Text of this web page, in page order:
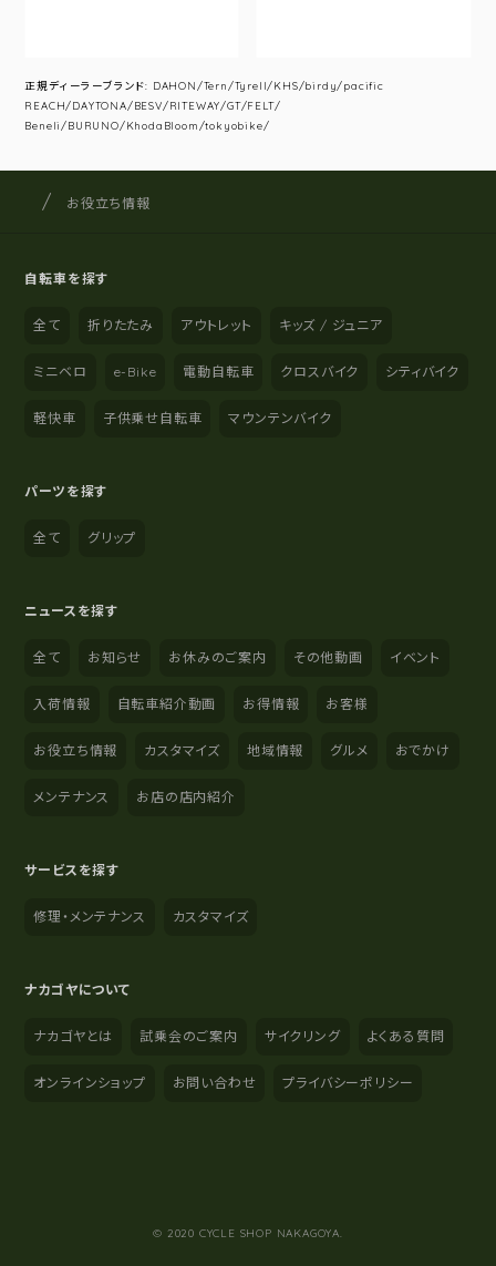
正規ディーラーブランド: DAHON/Tern/Tyrell/KHS/birdy/pacific
REACH/DAYTONA/BESV/RITEWAY/GT/FELT/
Beneli/BURUNO/KhodaBloom/tokyobike/
サイト内の現在地
サイクルショップナカゴヤ
お役立ち情報
自転車を探す
全て 折りたたみ アウトレット キッズ / ジュニア
ミニベロ e-Bike 電動自転車 クロスバイク シティバイク
軽快車 子供乗せ自転車 マウンテンバイク
パーツを探す
全て グリップ
ニュースを探す
全て お知らせ お休みのご案内 その他動画 イベント
入荷情報 自転車紹介動画 お得情報 お客様
お役立ち情報 カスタマイズ 地域情報 グルメ おでかけ
メンテナンス お店の店内紹介
サービスを探す
修理・メンテナンス カスタマイズ
ナカゴヤについて
ナカゴヤとは 試乗会のご案内 サイクリング よくある質問
オンラインショップ お問い合わせ プライバシーポリシー
© 2020 CYCLE SHOP NAKAGOYA.